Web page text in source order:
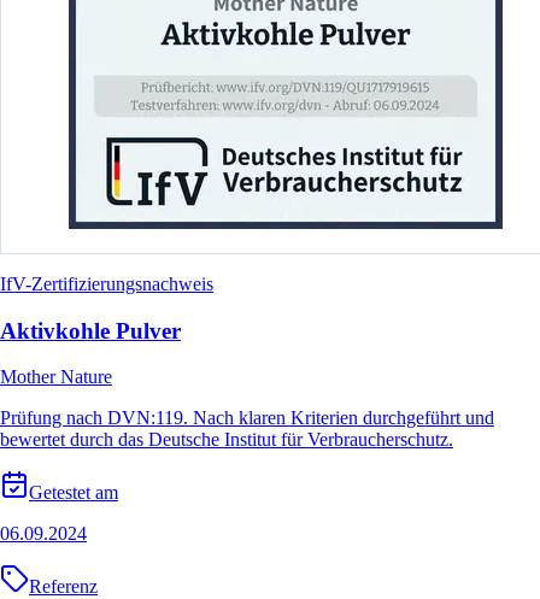
IfV-Zertifizierungsnachweis
Aktivkohle Pulver
Mother Nature
Prüfung nach DVN:119. Nach klaren Kriterien durchgeführt und
bewertet durch das Deutsche Institut für Verbraucherschutz.
Getestet am
06.09.2024
Referenz